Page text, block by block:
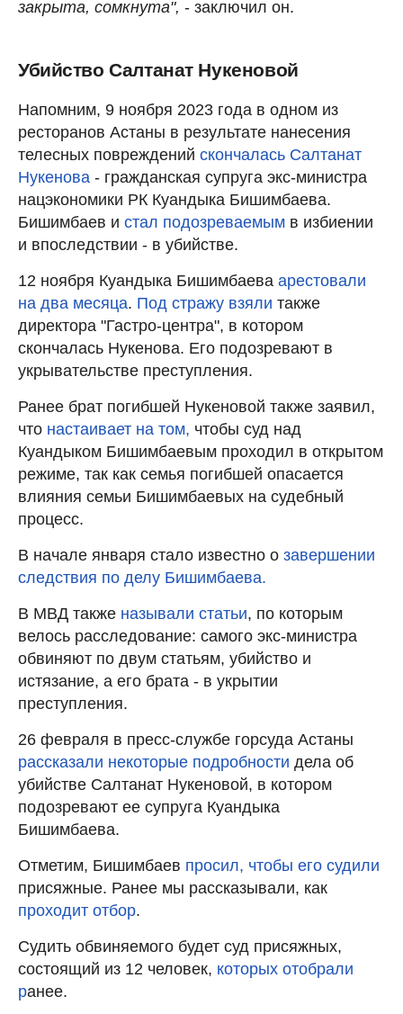
закрыта, сомкнута", - заключил он.
Убийство Салтанат Нукеновой
Напомним, 9 ноября 2023 года в одном из
ресторанов Астаны в результате нанесения
телесных повреждений скончалась Салтанат
Нукенова - гражданская супруга экс-министра
нацэкономики РК Куандыка Бишимбаева.
Бишимбаев и стал подозреваемым в избиении
и впоследствии - в убийстве.
12 ноября Куандыка Бишимбаева арестовали
на два месяца. Под стражу взяли также
директора "Гастро-центра", в котором
скончалась Нукенова. Его подозревают в
укрывательстве преступления.
Ранее брат погибшей Нукеновой также заявил,
что настаивает на том, чтобы суд над
Куандыком Бишимбаевым проходил в открытом
режиме, так как семья погибшей опасается
влияния семьи Бишимбаевых на судебный
процесс.
В начале января стало известно о завершении
следствия по делу Бишимбаева.
В МВД также называли статьи, по которым
велось расследование: самого экс-министра
обвиняют по двум статьям, убийство и
истязание, а его брата - в укрытии
преступления.
26 февраля в пресс-службе горсуда Астаны
рассказали некоторые подробности дела об
убийстве Салтанат Нукеновой, в котором
подозревают ее супруга Куандыка
Бишимбаева.
Отметим, Бишимбаев просил, чтобы его судили
присяжные. Ранее мы рассказывали, как
проходит отбор.
Судить обвиняемого будет суд присяжных,
состоящий из 12 человек, которых отобрали
ранее.